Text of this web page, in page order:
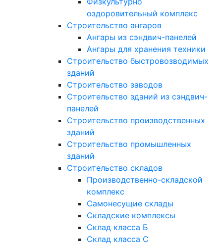
оздоровительный комплекс
Строительство ангаров
Ангары из сэндвич-панелей
Ангары для хранения техники
Строительство быстровозводимых
зданий
Строительство заводов
Строительство зданий из сэндвич-
панелей
Строительство производственных
зданий
Строительство промышленных
зданий
Строительство складов
Производственно-складской
комплекс
Самонесущие склады
Складские комплексы
Склад класса Б
Склад класса С